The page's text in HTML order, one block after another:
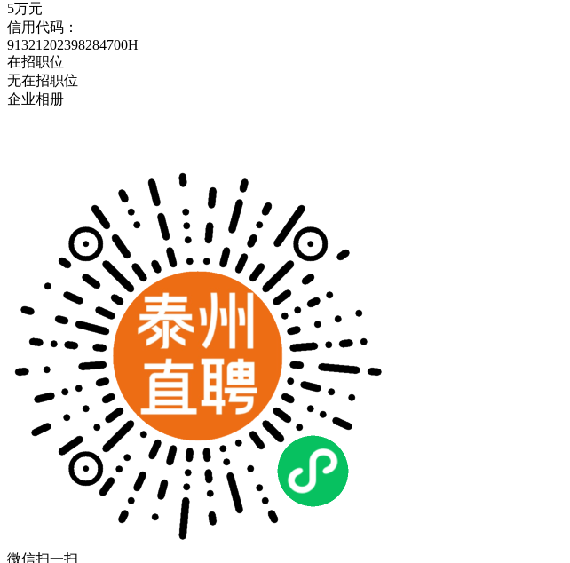
5万元
信用代码：
91321202398284700H
在招职位
无在招职位
企业相册
微信扫一扫